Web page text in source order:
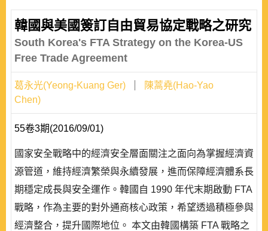
韓國與美國簽訂自由貿易協定戰略之研究
South Korea's FTA Strategy on the Korea-US
Free Trade Agreement
葛永光(Yeong-Kuang Ger)
陳蒿堯(Hao-Yao
Chen)
55卷3期(2016/09/01)
國家安全戰略中的經濟安全層面關注之面向為掌握經濟資
源管道，維持經濟繁榮與永續發展，進而保障經濟體系長
期穩定成長與安全運作。韓國自 1990 年代末期啟動 FTA
戰略，作為主要的對外通商核心政策，希望透過積極參與
經濟整合，提升國際地位。 本文由韓國構築 FTA 戰略之